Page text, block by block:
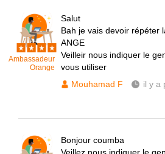
Ambassadeur
Orange
Salut
Bah je vais devoir répéter
ANGE
Veilleir nous indiquer le
vous utiliser
Mouhamad F
il y a
Bonjour coumba